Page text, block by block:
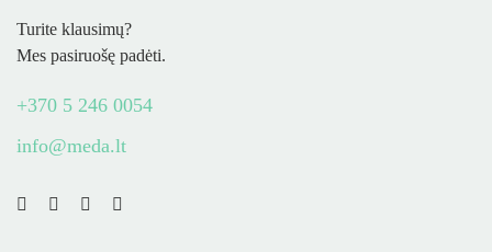
Turite klausimų?
Mes pasiruošę padėti.
+370 5 246 0054
info@meda.lt